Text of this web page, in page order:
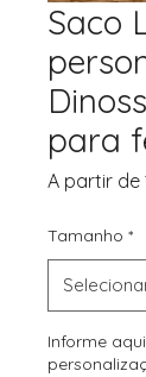
Saco
para
A partir de
Tamanho *
Informe